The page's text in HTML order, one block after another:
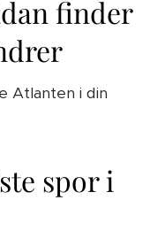
finder
Atlanten i din
spor i